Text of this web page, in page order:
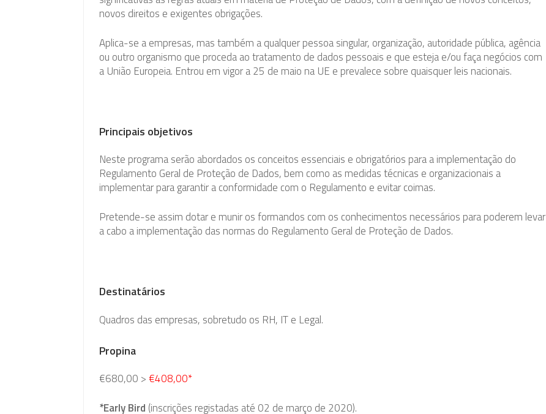
novos direitos e exigentes obrigações.
Aplica-se a empresas, mas também a qualquer pessoa singular, organização, autoridade pública, agência
ou outro organismo que proceda ao tratamento de dados pessoais e que esteja e/ou faça negócios com
a União Europeia. Entrou em vigor a 25 de maio na UE e prevalece sobre quaisquer leis nacionais.
Principais objetivos
Neste programa serão abordados os conceitos essenciais e obrigatórios para a implementação do
Regulamento Geral de Proteção de Dados, bem como as medidas técnicas e organizacionais a
implementar para garantir a conformidade com o Regulamento e evitar coimas.
Pretende-se assim dotar e munir os formandos com os conhecimentos necessários para poderem levar
a cabo a implementação das normas do Regulamento Geral de Proteção de Dados.
Destinatários
Quadros das empresas, sobretudo os RH, IT e Legal.
Propina
€680,00 >€408,00*
*Early Bird (inscrições registadas até 02 de março de 2020).